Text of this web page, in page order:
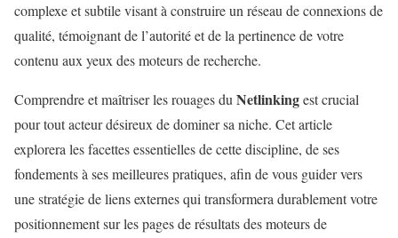
complexe et subtile visant à construire un réseau de connexions de
qualité, témoignant de l’autorité et de la pertinence de votre
contenu aux yeux des moteurs de recherche.
Comprendre et maîtriser les rouages du Netlinkingest crucial
pour tout acteur désireux de dominer sa niche. Cet article
explorera les facettes essentielles de cette discipline, de ses
fondements à ses meilleures pratiques, afin de vous guider vers
une stratégie de liens externes qui transformera durablement votre
positionnement sur les pages de résultats des moteurs de